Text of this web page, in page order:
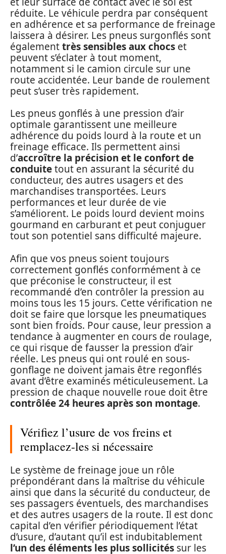
réduite. Le véhicule perdra par conséquent
en adhérence et sa performance de freinage
laissera à désirer. Les pneus surgonflés sont
égalementtrès sensibles aux chocs et
peuvent s’éclater à tout moment,
notamment si le camion circule sur une
route accidentée. Leur bande de roulement
peut s’user très rapidement.
Les pneus gonflés à une pression d’air
optimale garantissent une meilleure
adhérence du poids lourd à la route et un
freinage efficace. Ils permettent ainsi
d’accroître la précision et le confort de
conduitetout en assurant la sécurité du
conducteur, des autres usagers et des
marchandises transportées. Leurs
performances et leur durée de vie
s’améliorent. Le poids lourd devient moins
gourmand en carburant et peut conjuguer
tout son potentiel sans difficulté majeure.
Afin que vos pneus soient toujours
correctement gonflés conformément à ce
que préconise le constructeur, il est
recommandé d’en contrôler la pression au
moins tous les 15 jours. Cette vérification ne
doit se faire que lorsque les pneumatiques
sont bien froids. Pour cause, leur pression a
tendance à augmenter en cours de roulage,
ce qui risque de fausser la pression d’air
réelle. Les pneus qui ont roulé en sous-
gonflage ne doivent jamais être regonflés
avant d’être examinés méticuleusement. La
pression de chaque nouvelle roue doit être
contrôlée 24 heures après son montage.
Vérifiez l’usure de vos freins et
remplacez-les si nécessaire
Le système de freinage joue un rôle
prépondérant dans la maîtrise du véhicule
ainsi que dans la sécurité du conducteur, de
ses passagers éventuels, des marchandises
et des autres usagers de la route. Il est donc
capital d’en vérifier périodiquement l’état
d’usure, d’autant qu’il est indubitablement
l’un des éléments les plus sollicités sur les